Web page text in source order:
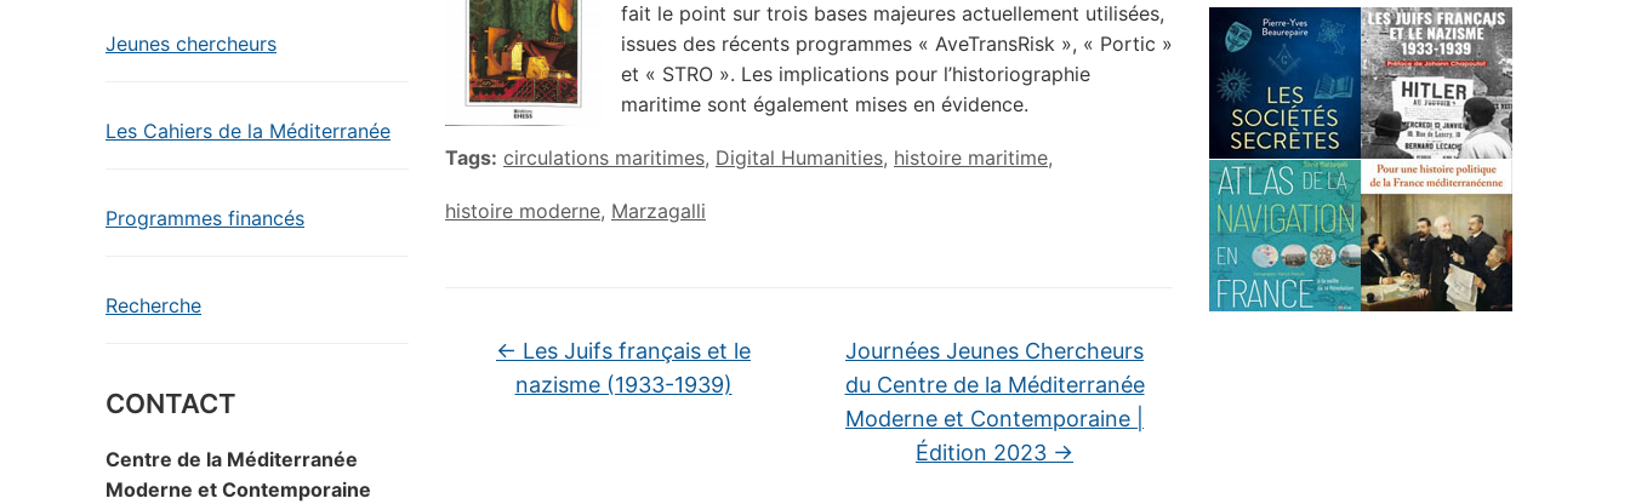
Jeunes chercheurs
Les Cahiers de la Méditerranée
Programmes financés
Recherche
CONTACT
Centre de la Méditerranée
Moderne et Contemporaine
fait le point sur trois bases majeures actuellement utilisées,
issues des récents programmes « AveTransRisk », « Portic »
et « STRO ». Les implications pour l’historiographie
maritime sont également mises en évidence.
Tags: circulations maritimes, Digital Humanities, histoire maritime,
histoire moderne, Marzagalli
← Les Juifs français et le
nazisme (1933-1939)
Journées Jeunes Chercheurs
du Centre de la Méditerranée
Moderne et Contemporaine |
Édition 2023 →